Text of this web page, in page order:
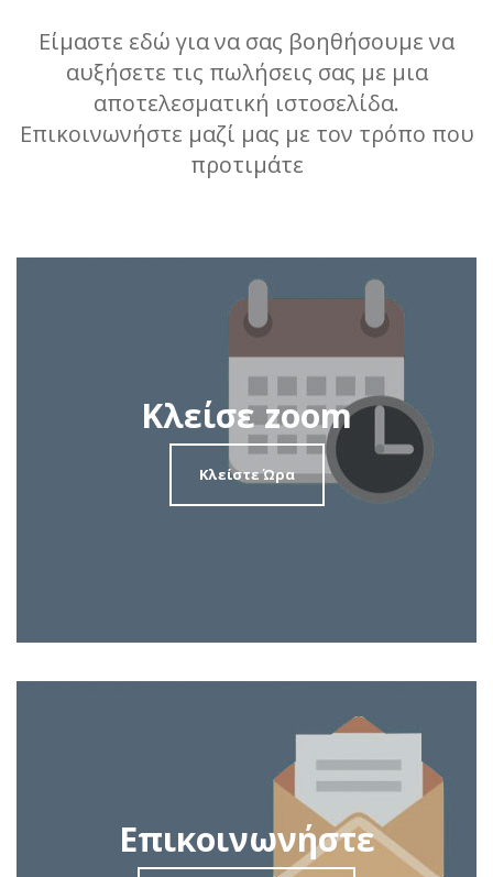
Είμαστε εδώ για να σας βοηθήσουμε να
αυξήσετε τις πωλήσεις σας με μια
αποτελεσματική ιστοσελίδα.
Επικοινωνήστε μαζί μας με τον τρόπο που
προτιμάτε
Κλείσε zoom
Κλείστε Ώρα
Επικοινωνήστε